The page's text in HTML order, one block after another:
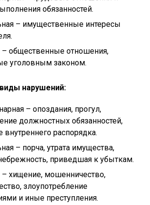
обязанностей.
– имущественные интересы
– общественные отношения,
уголовным законом.
нарушений:
– опоздания, прогул,
должностных обязанностей,
внутреннего распорядка.
– порча, утрата имущества,
приведшая к убыткам.
– хищение, мошенничество,
злоупотребление
и иные преступления.